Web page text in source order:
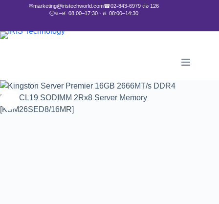
✉marketing@iristechworld.com☎02-843-6979 ต่อ 126
🕘จ.–ศ. 08:00–17:30 · ส. 08:00–14:30